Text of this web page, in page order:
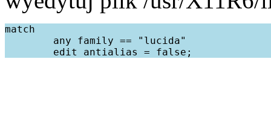
match
        any family == "lucida"